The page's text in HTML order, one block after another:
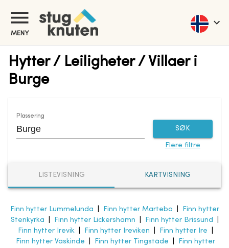
MENY
Hytter / Leiligheter / Villaer i
Burge
Plassering
SØK
Flere filtre
LISTEVISNING KARTVISNING
Finn hytter Lummelunda Finn hytter Martebo
Finn hytter
Stenkyrka
Finn hytter Lickershamn Finn hytter Brissund
Finn hytter Irevik
Finn hytter Ireviken Finn hytter Ire
Finn hytter Väskinde
Finn hytter Tingstäde
Finn hytter